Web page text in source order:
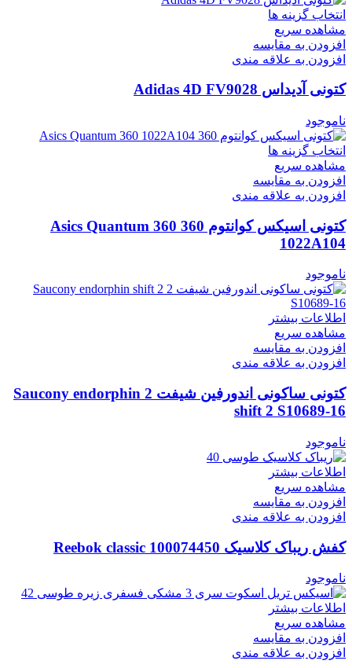
انتخاب گزینه ها
مشاهده سریع
افزودن به مقایسه
افزودن به علاقه مندی
کتونی آدیداس Adidas 4D FV9028
ناموجود
انتخاب گزینه ها
مشاهده سریع
افزودن به مقایسه
افزودن به علاقه مندی
کتونی اسیکس کوانتوم 360 Asics Quantum 360
1022A104
ناموجود
اطلاعات بیشتر
مشاهده سریع
افزودن به مقایسه
افزودن به علاقه مندی
کتونی ساکونی اندورفین شیفت 2 Saucony endorphin
shift 2 S10689-16
ناموجود
اطلاعات بیشتر
مشاهده سریع
افزودن به مقایسه
افزودن به علاقه مندی
کفش ریباک کلاسیک Reebok classic 100074450
ناموجود
اطلاعات بیشتر
مشاهده سریع
افزودن به مقایسه
افزودن به علاقه مندی